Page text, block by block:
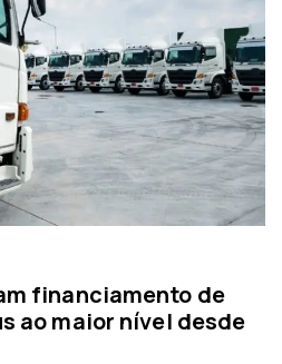
financiamento de
ao maior nível desde